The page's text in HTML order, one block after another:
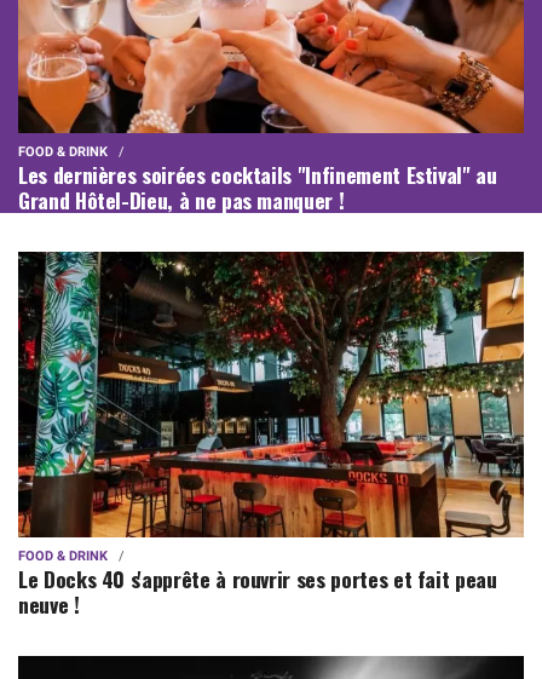
FOOD & DRINK
Les dernières soirées cocktails "Infinement Estival" au
Grand Hôtel-Dieu, à ne pas manquer !
FOOD & DRINK
Le Docks 40 s'apprête à rouvrir ses portes et fait peau
neuve !